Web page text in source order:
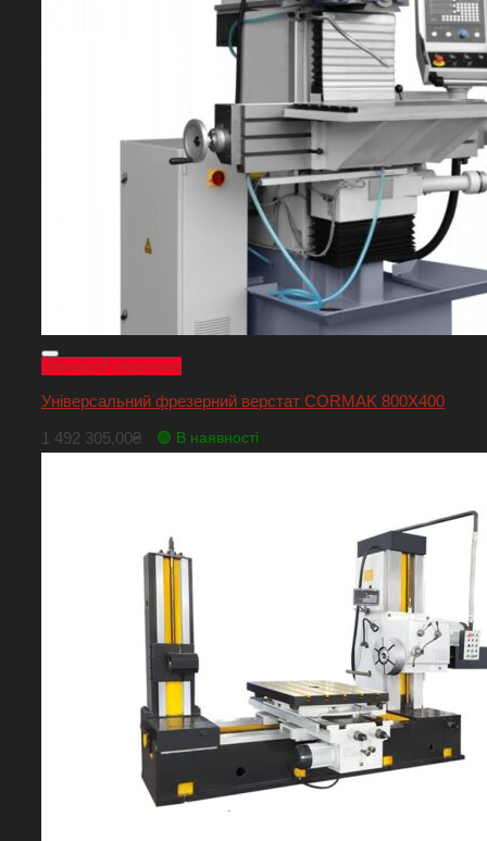
Швидкий перегляд
Універсальний фрезерний верстат CORMAK 800X400
1 492 305,00₴ 🟢 В наявності